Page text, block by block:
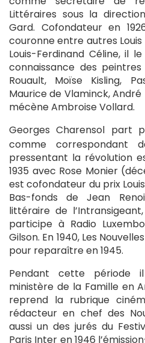
Littéraires sous la
Gard. Cofondateur en
couronne entre autres
Louis-Ferdinand Céline, il
connaissance des
Rouault, Moïse Kisling,
Maurice de Vlaminck,
mécène Ambroise Vollard.
Georges Charensol part
comme correspondant
pressentant la révolution
1935 avec Rose Monier
est cofondateur du prix
Bas-fonds de Jean
littéraire de
participe à Radio
Gilson. En 1940, Les
pour reparaître en 1945.
Pendant cette période
ministère de la Famille en
reprend la rubrique
rédacteur en chef des
aussi un des jurés du
Paris Inter en 1946